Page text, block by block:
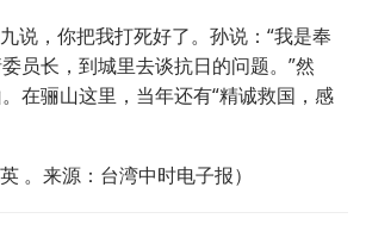
说，你把我打死好了。孙说 ：“我是奉
员长，到城里去谈抗日的问题。 ”然
。 在骊山这里，当年还有“精诚救国，感
。来源：台湾中时电子报）